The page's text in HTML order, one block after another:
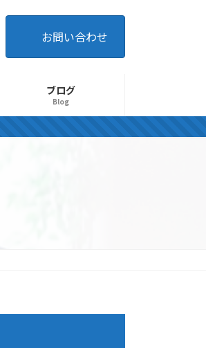
お問い合わせ
ブログ
Blog